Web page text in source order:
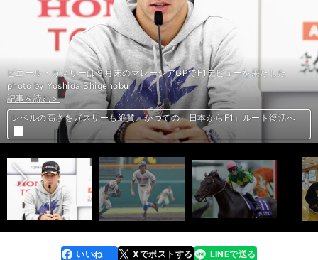
ピエール・ガスリーは９月末のマレーシアGPでF1デビューを果たした
photo by Yoshida Shigenobu
記事を読む＞
レベルの高さをガスリーも絶賛。かつての「日本からF1」ルート復活へ
記事を読む＞
メチャクチャ打つけど投げられない。西川愛也にドラフト指名はあるか
記事を読む＞
過去２年は度外視。天皇賞・秋はサトノクラウンが道悪をスイスイ勝つ
記事を読む＞
マラソンに対応中の神野大地。頻発するレース中の腹痛はなぜ起きる？
記事を読む＞
【木村和久連載】ホールインワンとエージシュートはどっちがすごい？
記事を読む＞
身長167cm、公立高校の「小さなドラフト候補」が投げるスゴい球
記事を読む＞
ドラフトもう１人の逸材、安田尚憲は「松井秀喜さんを目指したい」
前へ
faceboo
いいね Xでポストする
line LINEで送る